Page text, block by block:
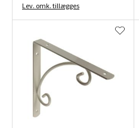
Lev. omk. tillægges